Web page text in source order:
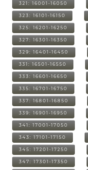
321: 16001-16050
323: 16101-16150
325: 16201-16250
327: 16301-16350
329: 16401-16450
331: 16501-16550
333: 16601-16650
335: 16701-16750
337: 16801-16850
339: 16901-16950
341: 17001-17050
343: 17101-17150
345: 17201-17250
347: 17301-17350